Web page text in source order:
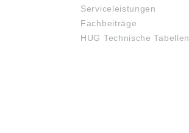
Serviceleistungen
Fachbeiträge
HUG Technische Tabellen